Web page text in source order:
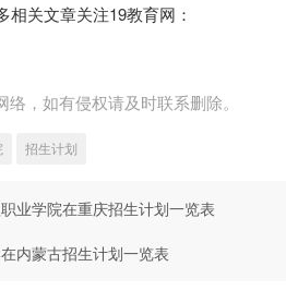
关文章关注19教育网：
，如有侵权请及时联系删除。
招生计划
业学院在重庆招生计划一览表
内蒙古招生计划一览表